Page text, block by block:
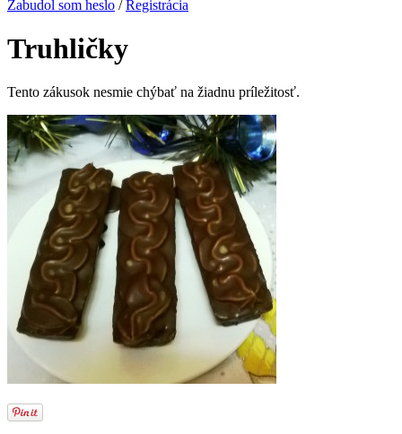
Zabudol som heslo /Registrácia
Truhličky
Tento zákusok nesmie chýbať na žiadnu príležitosť.